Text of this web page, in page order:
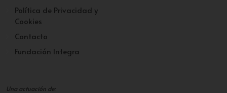
Política de Privacidad y
Cookies
Contacto
Fundación Integra
Una actuación de: